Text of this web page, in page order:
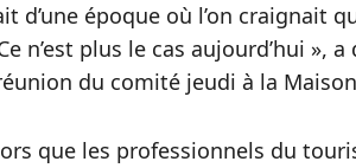
d’une époque où l’on craignait
n’est plus le cas aujourd’hui »,
du comité jeudi à la
que les professionnels du